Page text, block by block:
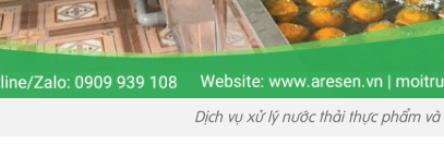
Dịch vụ xử lý nước thải thực phẩm